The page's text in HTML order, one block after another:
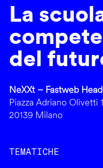
La
del
NeXXt – Fastweb
Piazza Adriano Olivetti 1
20139 Milano
TEMATICHE